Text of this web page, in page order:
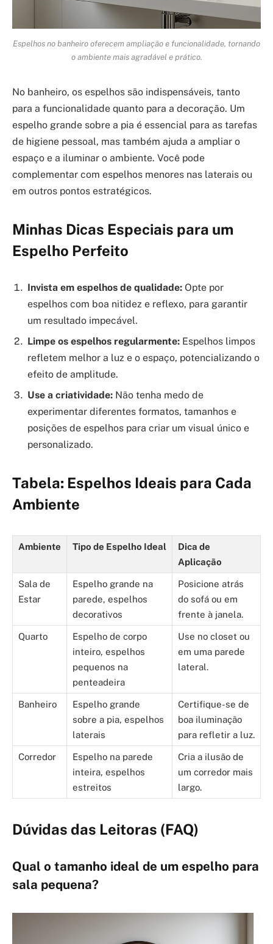
Espelhos no banheiro oferecem ampliação e funcionalidade, tornando
o ambiente mais agradável e prático.
No banheiro, os espelhos são indispensáveis, tanto
para a funcionalidade quanto para a decoração. Um
espelho grande sobre a pia é essencial para as tarefas
de higiene pessoal, mas também ajuda a ampliar o
espaço e a iluminar o ambiente. Você pode
complementar com espelhos menores nas laterais ou
em outros pontos estratégicos.
Minhas Dicas Especiais para um
Espelho Perfeito
Invista em espelhos de qualidade: Opte por
espelhos com boa nitidez e reflexo, para garantir
um resultado impecável.
Limpe os espelhos regularmente: Espelhos limpos
refletem melhor a luz e o espaço, potencializando o
efeito de amplitude.
Use a criatividade: Não tenha medo de
experimentar diferentes formatos, tamanhos e
posições de espelhos para criar um visual único e
personalizado.
Tabela: Espelhos Ideais para Cada
Ambiente
Ambiente Tipo de Espelho Ideal
Dica de
Aplicação
Sala de
Estar
Espelho grande na
parede, espelhos
decorativos
Posicione atrás
do sofá ou em
frente à janela.
Quarto
Espelho de corpo
inteiro, espelhos
pequenos na
penteadeira
Use no closet ou
em uma parede
lateral.
Banheiro
Espelho grande
sobre a pia, espelhos
laterais
Certifique-se de
boa iluminação
para refletir a luz.
Corredor
Espelho na parede
inteira, espelhos
estreitos
Cria a ilusão de
um corredor mais
largo.
Dúvidas das Leitoras (FAQ)
Qual o tamanho ideal de um espelho para
sala pequena?